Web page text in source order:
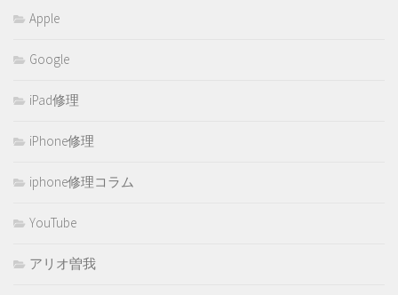
Apple
Google
iPad修理
iPhone修理
iphone修理コラム
YouTube
アリオ曽我